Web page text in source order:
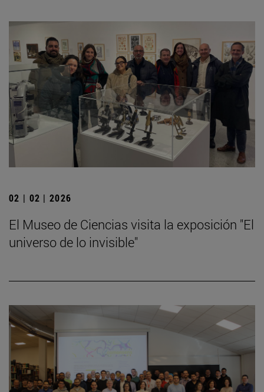
02 | 02 | 2026
El Museo de Ciencias visita la exposición "El
universo de lo invisible"